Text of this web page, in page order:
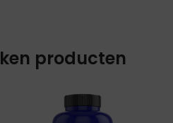
producten